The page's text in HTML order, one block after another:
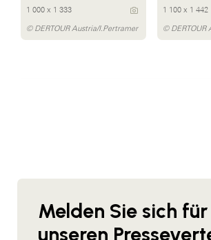
1 000 x 1 333
© DERTOUR Austria/I.Pertramer
1 100 x 1 442
© DERTOUR
Melden Sie sich für
unseren